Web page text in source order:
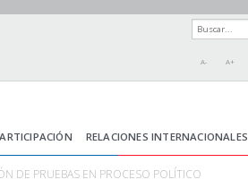
A- A+
RELACIONES INTERNACIONALES
DE PRUEBAS EN PROCESO POLÍTICO